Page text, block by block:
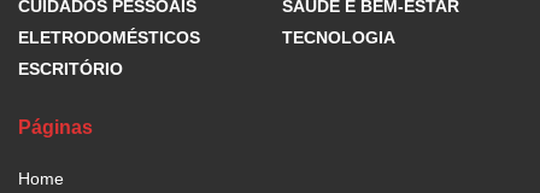
CUIDADOS PESSOAIS
ELETRODOMÉSTICOS
ESCRITÓRIO
SAÚDE E BEM-ESTAR
TECNOLOGIA
Páginas
Home